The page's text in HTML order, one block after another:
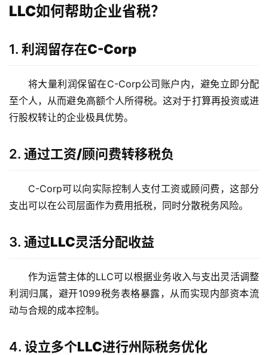
LLC如何帮助企业省税？
1. 利润留存在C-Corp
将大量利润保留在C-Corp公司账户内，避免立即分配
至个人，从而避免高额个人所得税。这对于打算再投资或进
行股权转让的企业极具优势。
2. 通过工资/顾问费转移税负
C-Corp可以向实际控制人支付工资或顾问费，这部分
支出可以在公司层面作为费用抵税，同时分散税务风险。
3. 通过LLC灵活分配收益
作为运营主体的LLC可以根据业务收入与支出灵活调整
利润归属，避开1099税务表格暴露，从而实现内部资本流
动与合规的成本控制。
4. 设立多个LLC进行州际税务优化